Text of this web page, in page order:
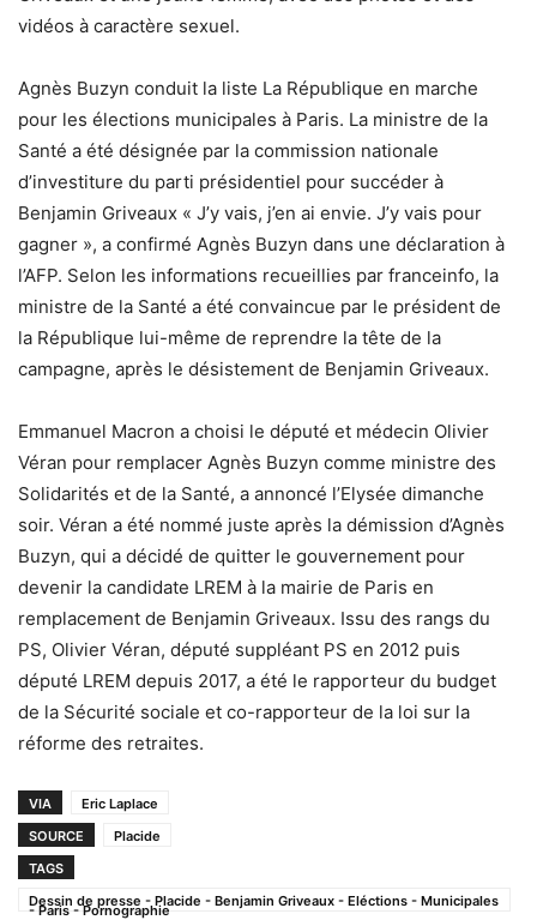
vidéos à caractère sexuel.
Agnès Buzyn conduit la liste La République en marche
pour les élections municipales à Paris. La ministre de la
Santé a été désignée par la commission nationale
d’investiture du parti présidentiel pour succéder à
Benjamin Griveaux « J’y vais, j’en ai envie. J’y vais pour
gagner », a confirmé Agnès Buzyn dans une déclaration à
l’AFP. Selon les informations recueillies par franceinfo, la
ministre de la Santé a été convaincue par le président de
la République lui-même de reprendre la tête de la
campagne, après le désistement de Benjamin Griveaux.
Emmanuel Macron a choisi le député et médecin Olivier
Véran pour remplacer Agnès Buzyn comme ministre des
Solidarités et de la Santé, a annoncé l’Elysée dimanche
soir. Véran a été nommé juste après la démission d’Agnès
Buzyn, qui a décidé de quitter le gouvernement pour
devenir la candidate LREM à la mairie de Paris en
remplacement de Benjamin Griveaux. Issu des rangs du
PS, Olivier Véran, député suppléant PS en 2012 puis
député LREM depuis 2017, a été le rapporteur du budget
de la Sécurité sociale et co-rapporteur de la loi sur la
réforme des retraites.
VIA
Eric Laplace
SOURCE
Placide
TAGS
Dessin de presse - Placide - Benjamin Griveaux - Eléctions - Municipales
- Paris - Pornographie